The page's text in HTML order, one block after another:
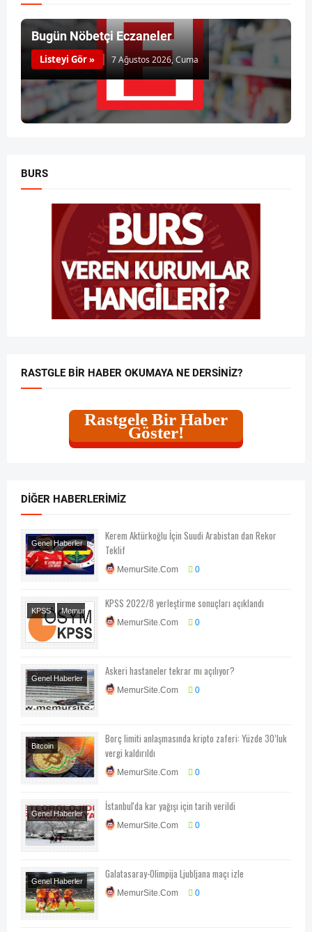
Bugün Nöbetçi Eczaneler
Listeyi Gör » 7 Ağustos 2026, Cuma
BURS
RASTGLE BIR HABER OKUMAYA NE DERSINIZ?
Rastgele Bir Haber
Göster!
DIĞER HABERLERIMIZ
Genel Haberler
Spor
Kerem Aktürkoğlu İçin Suudi Arabistan dan Rekor
Teklif
MemurSite.Com 0
KPSS
Memur
Alımları
KPSS 2022/8 yerleştirme sonuçları açıklandı
MemurSite.Com 0
Genel Haberler
Askeri hastaneler tekrar mı açılıyor?
MemurSite.Com 0
Bitcoin
Borç limiti anlaşmasında kripto zaferi: Yüzde 30’luk
vergi kaldırıldı
MemurSite.Com 0
Genel Haberler
Hava Durumu
İstanbul'da kar yağışı için tarih verildi
MemurSite.Com 0
Genel Haberler
Spor
Galatasaray-Olimpija Ljubljana maçı izle
MemurSite.Com 0